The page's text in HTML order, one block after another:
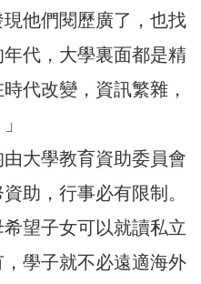
他們閱歷廣了，也找
代，大學裏面都是精
代改變，資訊繁雜，
大學教育資助委員會
助，行事必有限制。
望子女可以就讀私立
學子就不必遠適海外